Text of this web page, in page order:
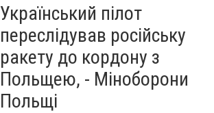
Український пілот
переслідував російську
ракету до кордону з
Польщею, - Міноборони
Польщі